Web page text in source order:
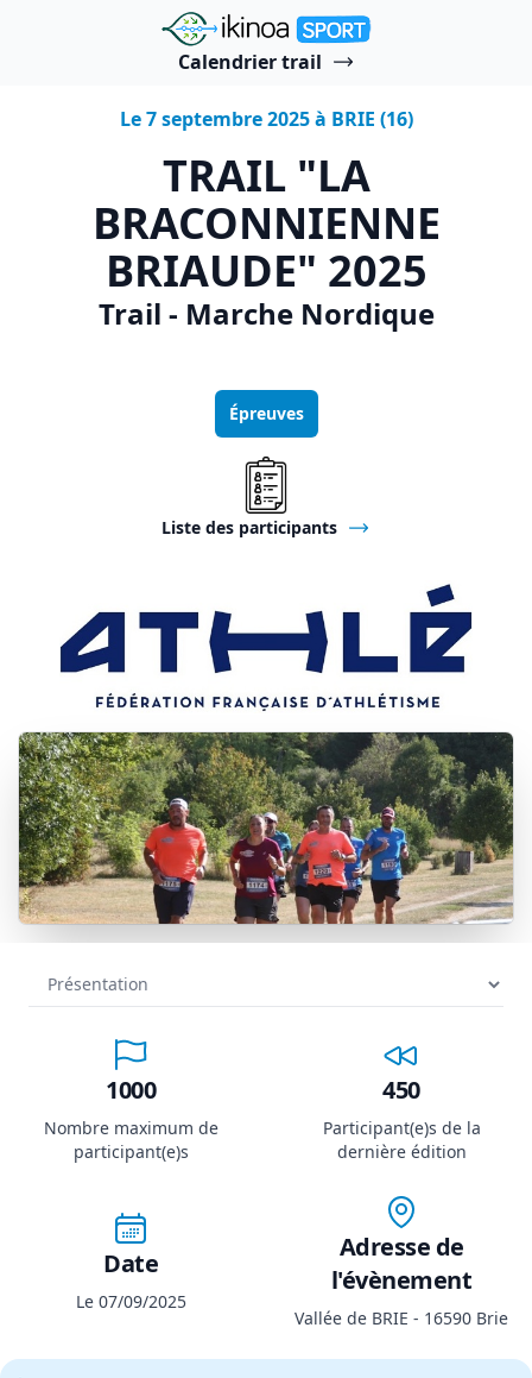
"Ikinoa Sport"
Calendrier trail
Le 7 septembre 2025 à BRIE (16)
TRAIL "LA
BRACONNIENNE
BRIAUDE" 2025
Trail - Marche Nordique
Épreuves
Liste des participants
1000
Nombre maximum de
participant(e)s
450
Participant(e)s de la
dernière édition
Date
Le 07/09/2025
Adresse de
l'évènement
Vallée de BRIE - 16590 Brie